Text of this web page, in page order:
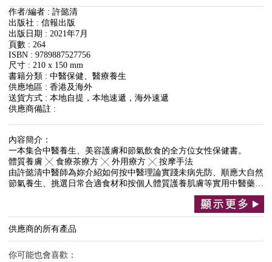
作者/編者 : 許懿清
出版社 : 信報出版
出版日期 : 2021年7月
頁數 : 264
ISBN : 9789887527756
尺寸 : 210 x 150 mm
書籍分類 : 中醫保健、醫療養生
供應地區 : 香港及海外
送貨方式 : 本地自提，本地速遞，海外速遞
供應商備註 :
內容簡介：
一本集合中醫養生、美容護膚和節氣飲食的全方位女性保健書。
體質養膚 ╳ 食療茶療方 ╳ 外用療方 ╳ 按摩手法
由許懿清中醫師為妳介紹如何按中醫理論實踐未病先防、順應大自然
節氣養生、挑選日常合適食材和按個人體質護養肌膚等實用中醫藥…
供應商的所有產品
你可能也會喜歡：